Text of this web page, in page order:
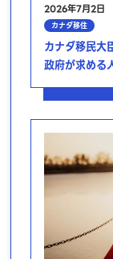
2026年7月2日
カナダ移住
カナダ移民大
政府が求める